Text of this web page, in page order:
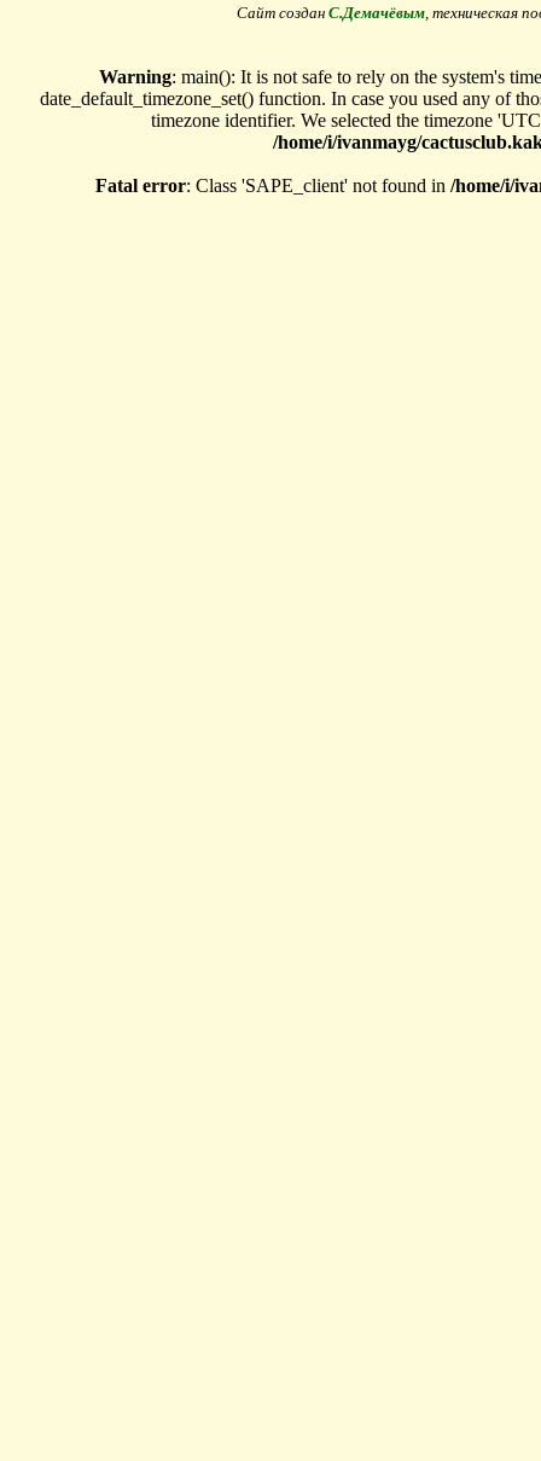
Сайт создан С.Демачёвым, техническая
Warning: main(): It is not safe to rely on the system's
date_default_timezone_set() function. In case you used any of
timezone identifier. We selected the timezone
/home/i/ivanmayg/
Fatal error: Class 'SAPE_client' not found in /home/i/